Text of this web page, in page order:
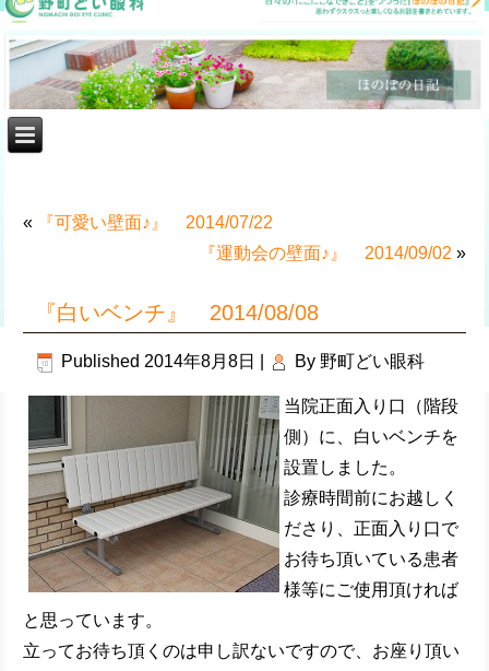
«
『可愛い壁面♪』 2014/07/22
『運動会の壁面♪』 2014/09/02 »
『白いベンチ』 2014/08/08
Published 2014年8月8日 By 野町どい眼科
当院正面入り口（階段
側）に、白いベンチを
設置しました。
診療時間前にお越しく
ださり、正面入り口で
お待ち頂いている患者
様等にご使用頂ければ
と思っています。
立ってお待ち頂くのは申し訳ないですので、お座り頂い